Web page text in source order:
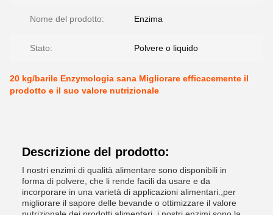
Nome del prodotto: Enzima
Stato: Polvere o liquido
20 kg/barile Enzymologia sana Migliorare efficacemente il
prodotto e il suo valore nutrizionale
Descrizione del prodotto:
I nostri enzimi di qualità alimentare sono disponibili in
forma di polvere, che li rende facili da usare e da
incorporare in una varietà di applicazioni alimentari.,per
migliorare il sapore delle bevande o ottimizzare il valore